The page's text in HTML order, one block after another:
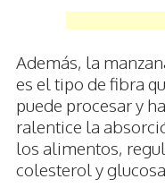
Además, la
es el tipo de fibra
puede procesar y
ralentice la
los alimentos,
colesterol y